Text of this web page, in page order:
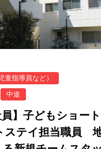
童指導員など）
中途
員】子どもショー
ステイ担当職員